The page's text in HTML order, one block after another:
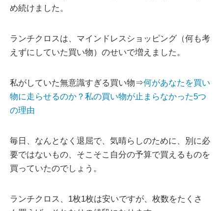
め続けました。
ランチクロスは、マインドレスショッピング（何も考
えずにしていた買い物）のせいで増えました。
私がしていた無意識すぎる買い物⇒何があなたを買い
物に走らせるのか？私の買い物が止まらなかった5つ
の理由
毎日、なんとなく退屈で、気晴らしのために、別に必
要ではないもの、そこそこ自分の予算で買えるものを
買っていたのでしょう。
ランチクロス、1枚1枚は安いですが、枚数をたくさ